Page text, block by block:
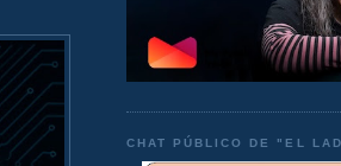
CHAT PÚBLICO DE "EL